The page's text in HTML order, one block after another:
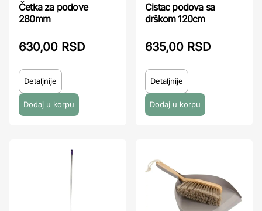
Četka za podove
280mm
630,00 RSD
Detaljnije
Cistac podova sa
drškom 120cm
635,00 RSD
Detaljnije